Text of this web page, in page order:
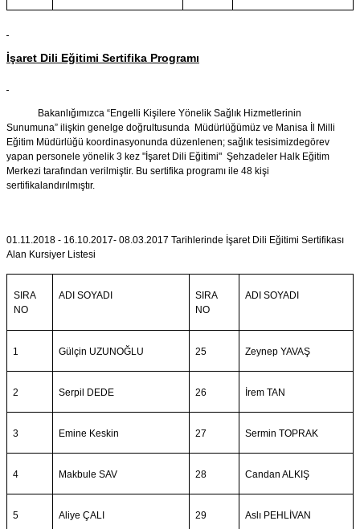
İşaret Dili Eğitimi Sertifika Programı
Bakanlığımızca “Engelli Kişilere Yönelik Sağlık Hizmetlerinin
Sunumuna” ilişkin genelge doğrultusunda Müdürlüğümüz ve Manisa İl Milli
Eğitim Müdürlüğü koordinasyonunda düzenlenen; sağlık tesisimizdegörev
yapan personele yönelik 3 kez "İşaret Dili Eğitimi" Şehzadeler Halk Eğitim
Merkezi tarafından verilmiştir. Bu sertifika programı ile 48 kişi
sertifikalandırılmıştır.
01.11.2018 - 16.10.2017- 08.03.2017 Tarihlerinde İşaret Dili Eğitimi Sertifikası
Alan Kursiyer Listesi
SIRA
NO
ADI SOYADI
SIRA
NO
ADI SOYADI
1 Gülçin UZUNOĞLU 25 Zeynep YAVAŞ
2 Serpil DEDE 26 İrem TAN
3 Emine Keskin 27 Sermin TOPRAK
4 Makbule SAV 28 Candan ALKIŞ
5 Aliye ÇALI 29 Aslı PEHLİVAN